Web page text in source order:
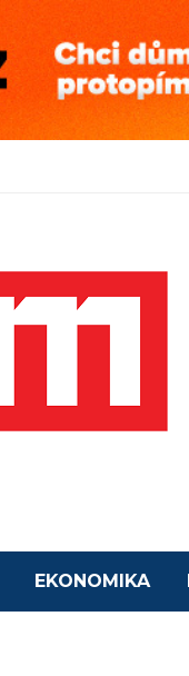
EKONOMIKA